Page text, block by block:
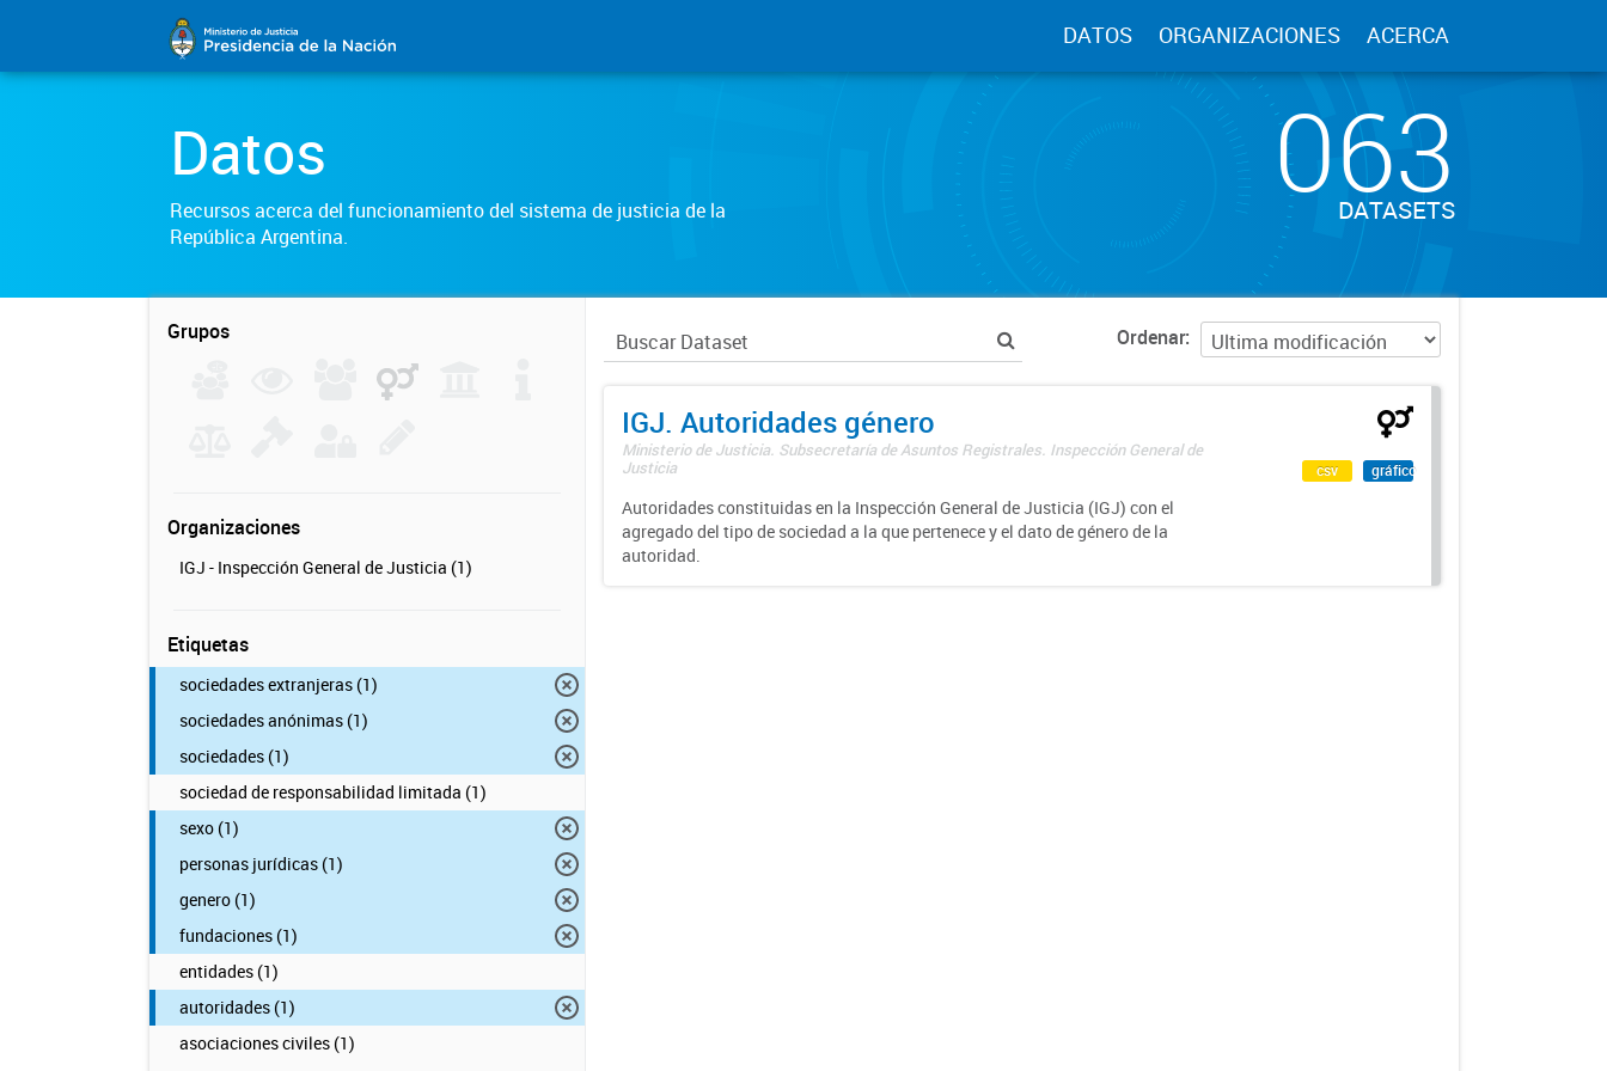
DATOS ORGANIZACIONES ACERCA
Datos
Recursos acerca del funcionamiento del sistema de justicia de la
República Argentina.
063
DATASETS
Grupos
Organizaciones
IGJ - Inspección General de Justicia (1)
Etiquetas
sociedades extranjeras (1)
sociedades anónimas (1)
sociedades (1)
sociedad de responsabilidad limitada (1)
sexo (1)
personas jurídicas (1)
genero (1)
fundaciones (1)
entidades (1)
autoridades (1)
asociaciones civiles (1)
Ordenar
IGJ. Autoridades género
Ministerio de Justicia. Subsecretaría de Asuntos Registrales. Inspección General de
Justicia
Autoridades constituidas en la Inspección General de Justicia (IGJ) con el
agregado del tipo de sociedad a la que pertenece y el dato de género de la
autoridad.
csv gráfico